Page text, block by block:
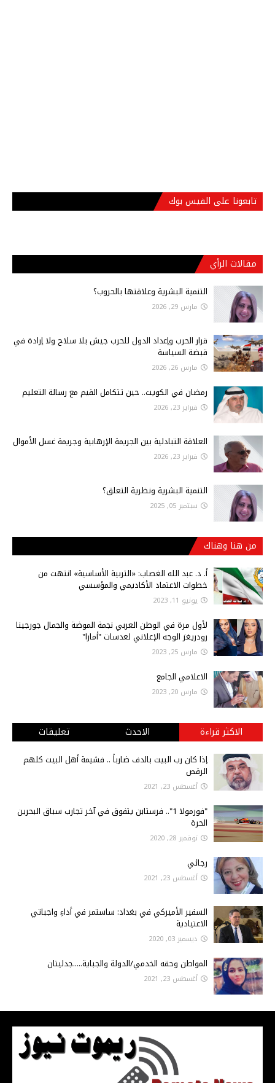
تابعونا على الفيس بوك
مقالات الرأي
التنمية البشرية وعلاقتها بالحروب؟
مارس 29, 2026
قرار الحرب وإعداد الدول للحرب جيش بلا سلاح ولا إرادة في
قبضة السياسة
مارس 26, 2026
رمضان في الكويت.. حين تتكامل القيم مع رسالة التعليم
فبراير 23, 2026
العلاقة التبادلية بين الجريمة الإرهابية وجريمة غسل الأموال
فبراير 23, 2026
التنمية البشرية ونظرية التعلق؟
سبتمبر 05, 2025
من هنا وهناك
أ‌. د. عبد الله الغصاب: «التربية الأساسية» انتهت من
خطوات الاعتماد الأكاديمي والمؤسسي
يونيو 11, 2023
لأول مرة في الوطن العربي نجمة الموضة والجمال جورجينا
رودريغز الوجه الإعلاني لعدسات "أمارا"
مارس 25, 2023
الاعلامي الجامع
مارس 20, 2023
الاكثر قراءة الاحدث تعليقات
إذا كان رب البيت بالدف ضارباً .. فشيمة أهل البيت كلهم
الرقص
أغسطس 23, 2021
"فورمولا 1".. فرستابن يتفوق في آخر تجارب سباق البحرين
الحرة
نوفمبر 28, 2020
رجائي
أغسطس 23, 2021
السفير الأميركي في بغداد: ساستمر في أداءِ واجباتي
الاعتيادية
ديسمبر 03, 2020
المواطن وحقه الخدمي/الدولة والجباية.....جدليتان
أغسطس 23, 2021